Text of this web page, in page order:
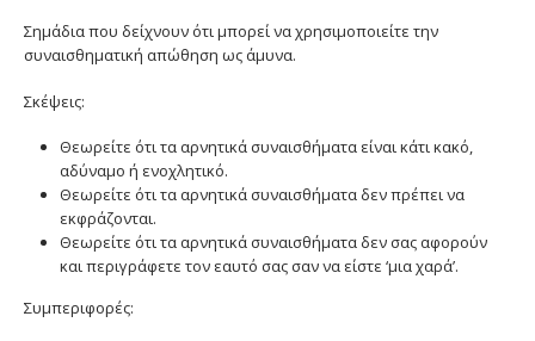
Σημάδια που δείχνουν ότι μπορεί να χρησιμοποιείτε την
συναισθηματική απώθηση ως άμυνα.
Σκέψεις:
Θεωρείτε ότι τα αρνητικά συναισθήματα είναι κάτι κακό,
αδύναμο ή ενοχλητικό.
Θεωρείτε ότι τα αρνητικά συναισθήματα δεν πρέπει να
εκφράζονται.
Θεωρείτε ότι τα αρνητικά συναισθήματα δεν σας αφορούν
και περιγράφετε τον εαυτό σας σαν να είστε ‘μια χαρά’.
Συμπεριφορές: